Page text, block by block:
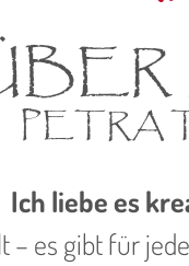
PETRA
Ich liebe es
– es gibt für